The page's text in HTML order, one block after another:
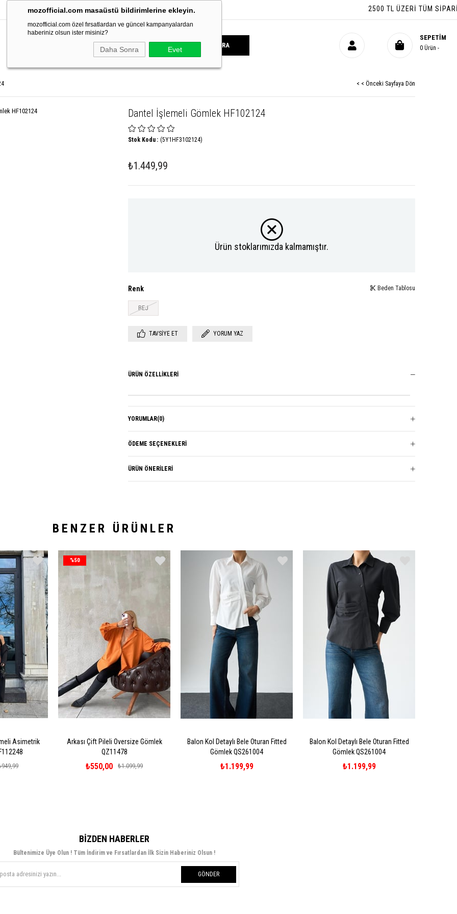
mozofficial.com masaüstü bildirimlerine ekleyin.
mozofficial.com özel fırsatlardan ve güncel kampanyalardan
haberiniz olsun ister misiniz?
Daha Sonra Evet
2500 TL ÜZERI TÜM
SEPETIM
0 Ürün
< < Önceki Sayfaya Dön
Dantel İşlemeli Gömlek HF102124
(5Y1HF3102124)
Stok Kodu
₺1.449,99
Ürün stoklarımızda kalmamıştır.
Renk
BEJ
Beden Tablosu
TAVSIYE ET YORUM YAZ
ÜRÜN ÖZELLIKLERI
YORUMLAR(0)
ÖDEME SEÇENEKLERI
ÜRÜN ÖNERILERI
BENZER ÜRÜNLER
Asimetrik
Arkası Çift Pileli Oversize Gömlek
QZ11478
₺550,00 ₺1.099,99
%50
Balon Kol Detaylı Bele Oturan Fitted
Gömlek QS261004
₺1.199,99
Balon Kol Detaylı Bele Oturan Fitted
Gömlek QS261004
₺1.199,99
BIZDEN HABERLER
Bültenimize Üye Olun ! Tüm İndirim ve Fırsatlardan İlk Sizin Haberiniz Olsun !
GÖNDER